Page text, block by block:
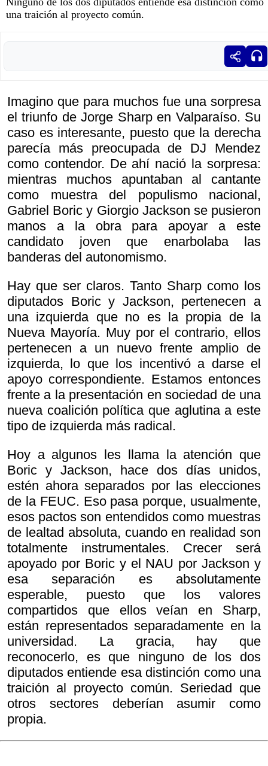
una traición al proyecto común.
Imagino que para muchos fue una sorpresa
el triunfo de Jorge Sharp en Valparaíso. Su
caso es interesante, puesto que la derecha
parecía más preocupada de DJ Mendez
como contendor. De ahí nació la sorpresa:
mientras muchos apuntaban al cantante
como muestra del populismo nacional,
Gabriel Boric y Giorgio Jackson se pusieron
manos a la obra para apoyar a este
candidato joven que enarbolaba las
banderas del autonomismo.
Hay que ser claros. Tanto Sharp como los
diputados Boric y Jackson, pertenecen a
una izquierda que no es la propia de la
Nueva Mayoría. Muy por el contrario, ellos
pertenecen a un nuevo frente amplio de
izquierda, lo que los incentivó a darse el
apoyo correspondiente. Estamos entonces
frente a la presentación en sociedad de una
nueva coalición política que aglutina a este
tipo de izquierda más radical.
Hoy a algunos les llama la atención que
Boric y Jackson, hace dos días unidos,
estén ahora separados por las elecciones
de la FEUC. Eso pasa porque, usualmente,
esos pactos son entendidos como muestras
de lealtad absoluta, cuando en realidad son
totalmente instrumentales. Crecer será
apoyado por Boric y el NAU por Jackson y
esa separación es absolutamente
esperable, puesto que los valores
compartidos que ellos veían en Sharp,
están representados separadamente en la
universidad. La gracia, hay que
reconocerlo, es que ninguno de los dos
diputados entiende esa distinción como una
traición al proyecto común. Seriedad que
otros sectores deberían asumir como
propia.